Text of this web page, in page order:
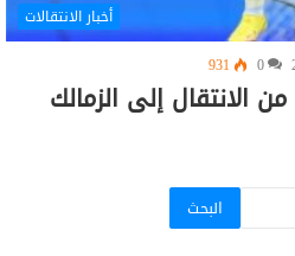
أخبار الانتقالات
0
931
الانتقال إلى الزمالك
البحث